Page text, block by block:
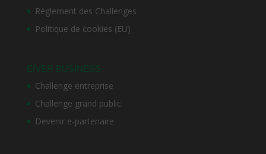
Réglement des Challenges
Politique de cookies (EU)
EIVER BUSINESS
Challenge entreprise
Challenge grand public
Devenir e-partenaire